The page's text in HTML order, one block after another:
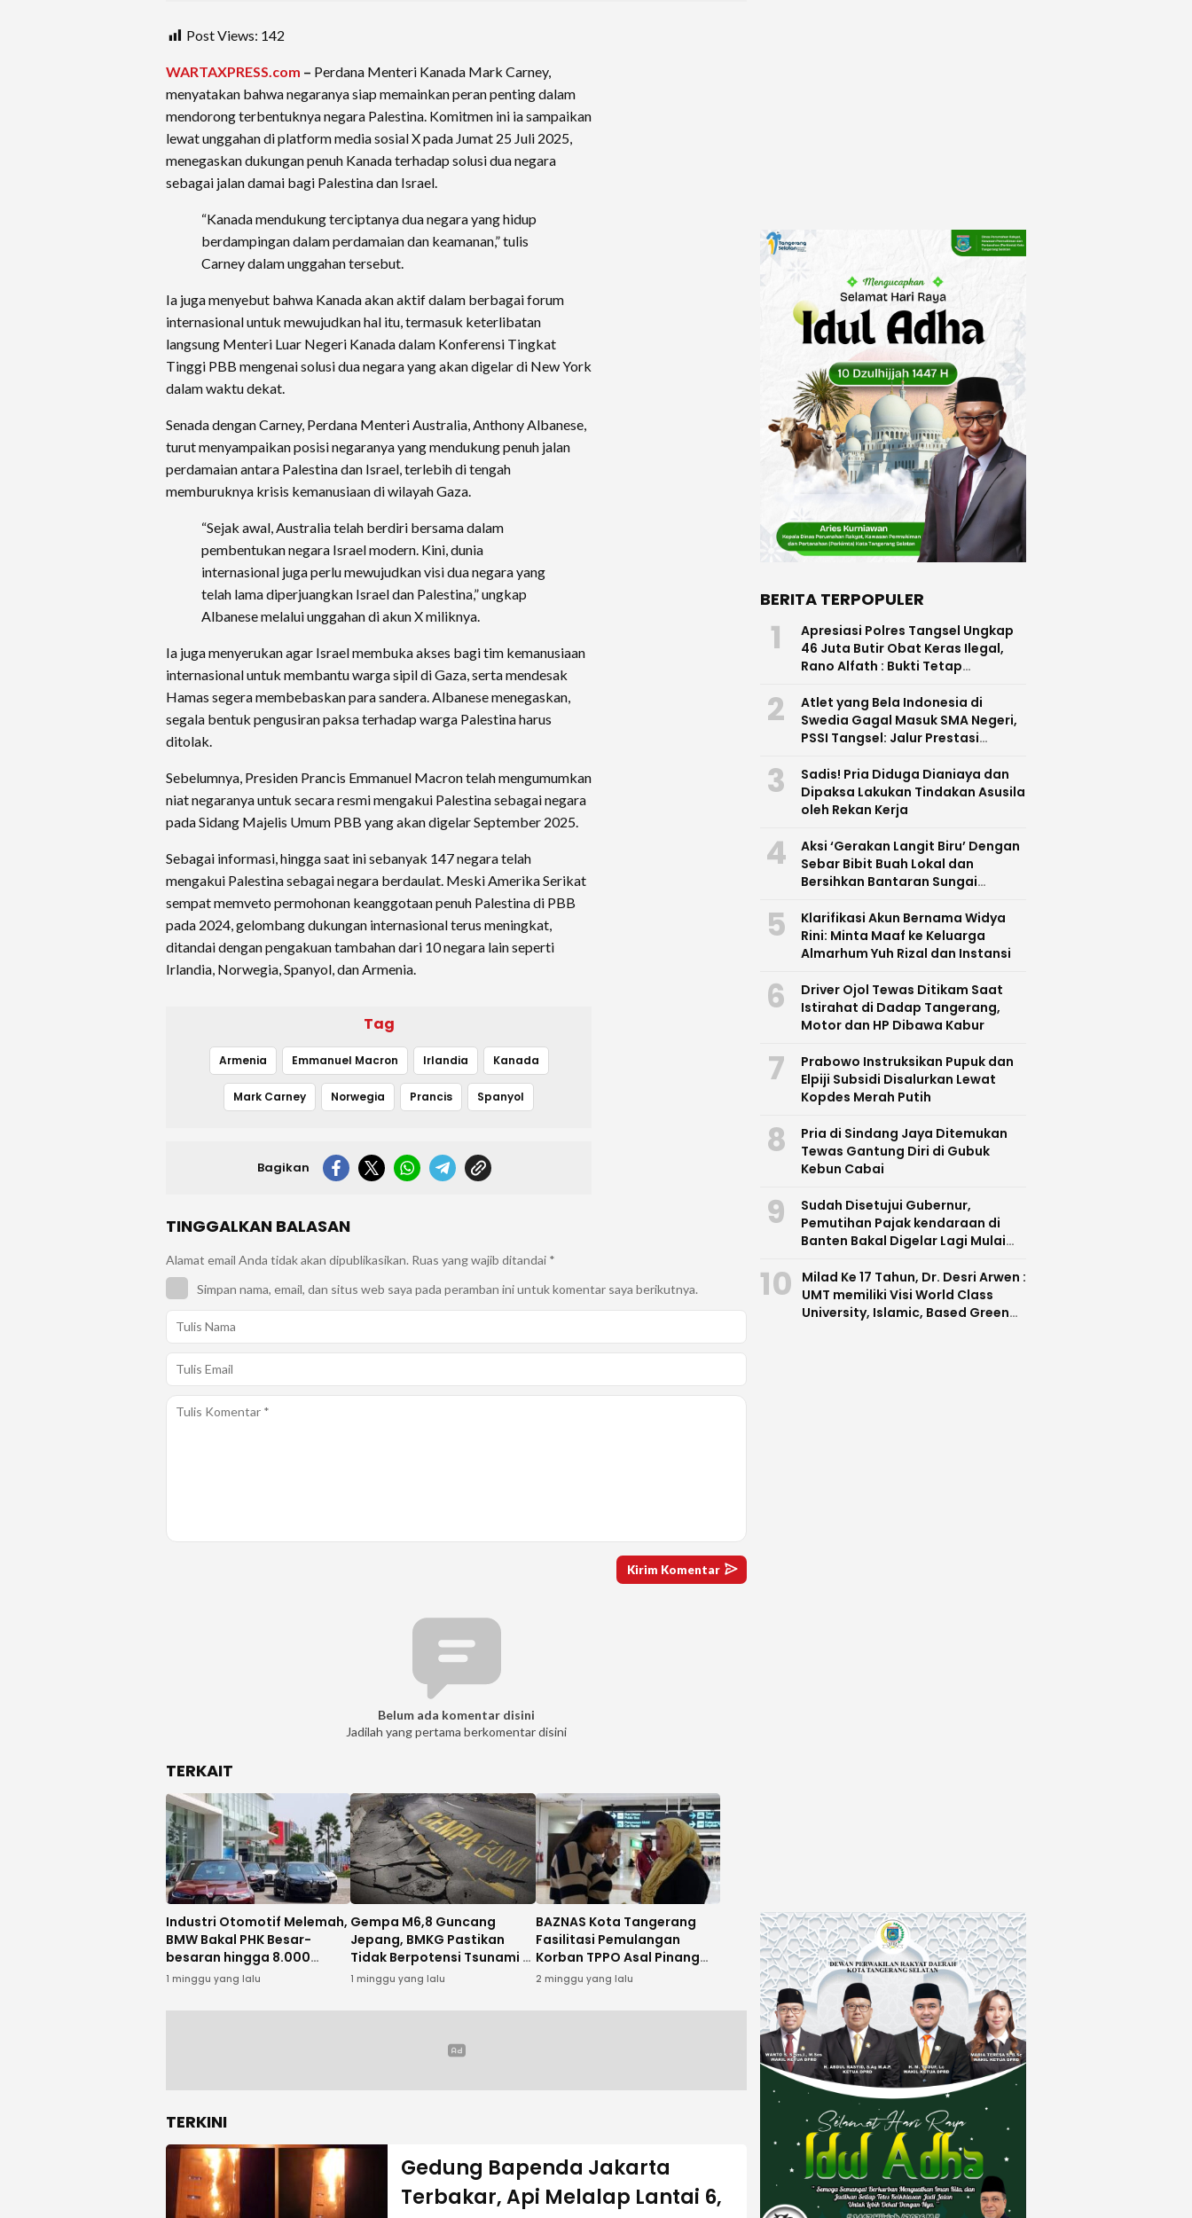
Post Views: 142
WARTAXPRESS.com – Perdana Menteri Kanada Mark Carney,
menyatakan bahwa negaranya siap memainkan peran penting dalam
mendorong terbentuknya negara Palestina. Komitmen ini ia sampaikan
lewat unggahan di platform media sosial X pada Jumat 25 Juli 2025,
menegaskan dukungan penuh Kanada terhadap solusi dua negara
sebagai jalan damai bagi Palestina dan Israel.
“Kanada mendukung terciptanya dua negara yang hidup
berdampingan dalam perdamaian dan keamanan,” tulis
Carney dalam unggahan tersebut.
Ia juga menyebut bahwa Kanada akan aktif dalam berbagai forum
internasional untuk mewujudkan hal itu, termasuk keterlibatan
langsung Menteri Luar Negeri Kanada dalam Konferensi Tingkat
Tinggi PBB mengenai solusi dua negara yang akan digelar di New York
dalam waktu dekat.
Senada dengan Carney, Perdana Menteri Australia, Anthony Albanese,
turut menyampaikan posisi negaranya yang mendukung penuh jalan
perdamaian antara Palestina dan Israel, terlebih di tengah
memburuknya krisis kemanusiaan di wilayah Gaza.
“Sejak awal, Australia telah berdiri bersama dalam
pembentukan negara Israel modern. Kini, dunia
internasional juga perlu mewujudkan visi dua negara yang
telah lama diperjuangkan Israel dan Palestina,” ungkap
Albanese melalui unggahan di akun X miliknya.
Ia juga menyerukan agar Israel membuka akses bagi tim kemanusiaan
internasional untuk membantu warga sipil di Gaza, serta mendesak
Hamas segera membebaskan para sandera. Albanese menegaskan,
segala bentuk pengusiran paksa terhadap warga Palestina harus
ditolak.
Sebelumnya, Presiden Prancis Emmanuel Macron telah mengumumkan
niat negaranya untuk secara resmi mengakui Palestina sebagai negara
pada Sidang Majelis Umum PBB yang akan digelar September 2025.
Sebagai informasi, hingga saat ini sebanyak 147 negara telah
mengakui Palestina sebagai negara berdaulat. Meski Amerika Serikat
sempat memveto permohonan keanggotaan penuh Palestina di PBB
pada 2024, gelombang dukungan internasional terus meningkat,
ditandai dengan pengakuan tambahan dari 10 negara lain seperti
Irlandia, Norwegia, Spanyol, dan Armenia.
Tag
Armenia Emmanuel Macron Irlandia Kanada
Mark Carney Norwegia Prancis Spanyol
Bagikan
TINGGALKAN BALASAN
Alamat email Anda tidak akan dipublikasikan. Ruas yang wajib ditandai *
Simpan nama, email, dan situs web saya pada peramban ini untuk komentar saya berikutnya.
Belum ada komentar disini
Jadilah yang pertama berkomentar disini
TERKAIT
Industri Otomotif Melemah,
BMW Bakal PHK Besar-
besaran hingga 8.000
Karyawan
1 minggu yang lalu
Gempa M6,8 Guncang
Jepang, BMKG Pastikan
Tidak Berpotensi Tsunami di
Indonesia
1 minggu yang lalu
BAZNAS Kota Tangerang
Fasilitasi Pemulangan
Korban TPPO Asal Pinang
dari Kamboja
2 minggu yang lalu
TERKINI
Gedung Bapenda Jakarta
Terbakar, Api Melalap Lantai 6,
BERITA TERPOPULER
1
Apresiasi Polres Tangsel Ungkap
46 Juta Butir Obat Keras Ilegal,
Rano Alfath : Bukti Tetap
2
Atlet yang Bela Indonesia di
Swedia Gagal Masuk SMA Negeri,
PSSI Tangsel: Jalur Prestasi
3
Sadis! Pria Diduga Dianiaya dan
Dipaksa Lakukan Tindakan Asusila
oleh Rekan Kerja
4
Aksi ‘Gerakan Langit Biru’ Dengan
Sebar Bibit Buah Lokal dan
Bersihkan Bantaran Sungai
5
Klarifikasi Akun Bernama Widya
Rini: Minta Maaf ke Keluarga
Almarhum Yuh Rizal dan Instansi
6
Driver Ojol Tewas Ditikam Saat
Istirahat di Dadap Tangerang,
Motor dan HP Dibawa Kabur
7
Prabowo Instruksikan Pupuk dan
Elpiji Subsidi Disalurkan Lewat
Kopdes Merah Putih
8
Pria di Sindang Jaya Ditemukan
Tewas Gantung Diri di Gubuk
Kebun Cabai
9
Sudah Disetujui Gubernur,
Pemutihan Pajak kendaraan di
Banten Bakal Digelar Lagi Mulai
10
Milad Ke 17 Tahun, Dr. Desri Arwen :
UMT memiliki Visi World Class
University, Islamic, Based Green